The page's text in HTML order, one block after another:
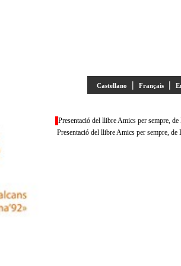
Castellano | Français |
Presentació del llibre Amics per sempre,
Presentació del llibre Amics per sempre,